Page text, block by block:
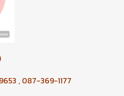
, 087-369-1177